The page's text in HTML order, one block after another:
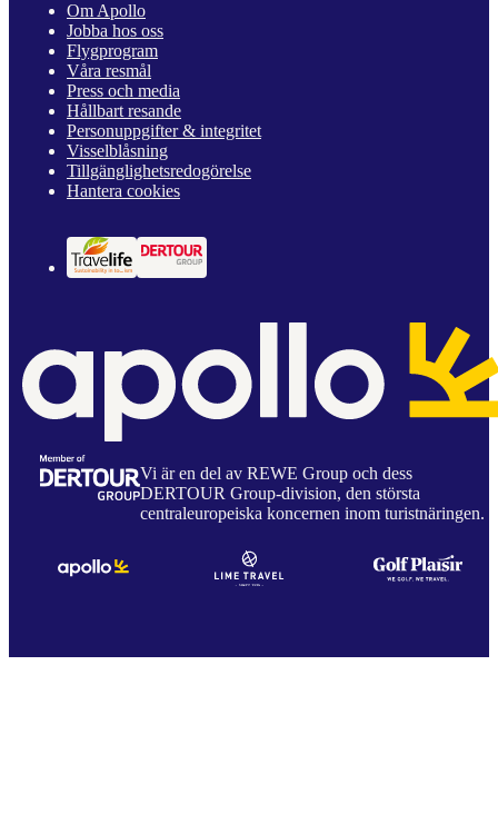
Om Apollo
Jobba hos oss
Flygprogram
Våra resmål
Press och media
Hållbart resande
Personuppgifter & integritet
Visselblåsning
Tillgänglighetsredogörelse
Hantera cookies
Vi är en del av REWE Group och dess
DERTOUR Group-division, den största
centraleuropeiska koncernen inom turistnäringen.